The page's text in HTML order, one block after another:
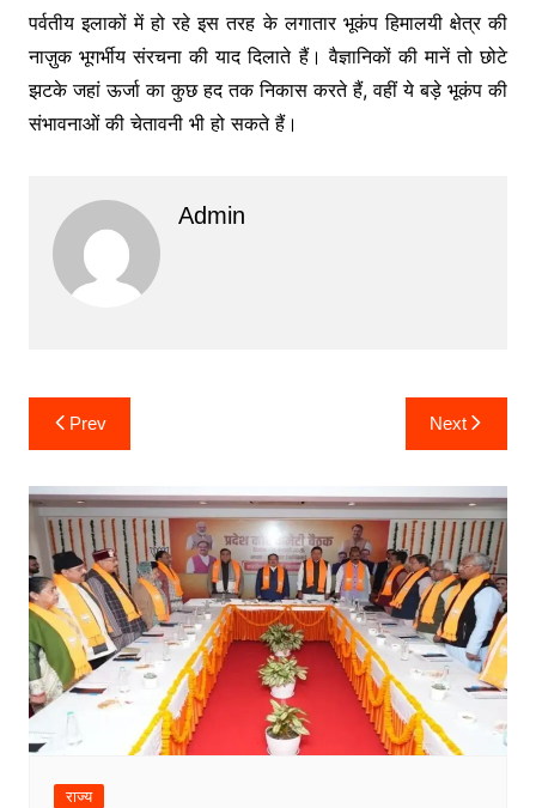
पर्वतीय इलाकों में हो रहे इस तरह के लगातार भूकंप हिमालयी क्षेत्र की
नाज़ुक भूगर्भीय संरचना की याद दिलाते हैं। वैज्ञानिकों की मानें तो छोटे
झटके जहां ऊर्जा का कुछ हद तक निकास करते हैं, वहीं ये बड़े भूकंप की
संभावनाओं की चेतावनी भी हो सकते हैं।
Admin
Post
navigation
Prev Next
राज्य